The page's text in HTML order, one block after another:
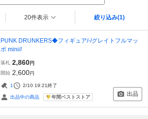
20件表示 絞り込み(1)
PUNK DRUNKERS◆フィギュア/-/グレイトフルマッ
ポ mini//
落札 2,860円
開始 2,600円
1 2/10 19:21終了
出品中の商品 年間ベストストア 出品